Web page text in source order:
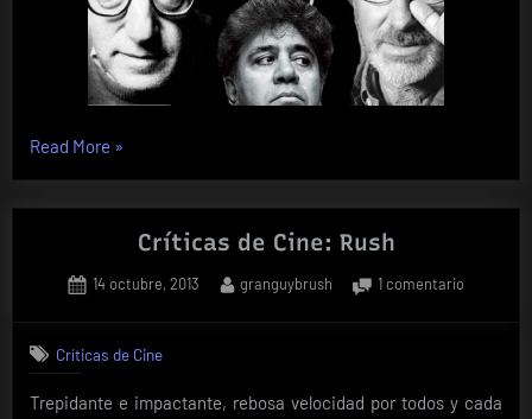
Read More «Como
a
director
cine»
»
Críticas de Cine: Rush
Posted
14 octubre, 2013 By
granguybrush 1 comentarioen
Críticas de Cine
Trepidante e impactante, rebosa velocidad por todos y cada